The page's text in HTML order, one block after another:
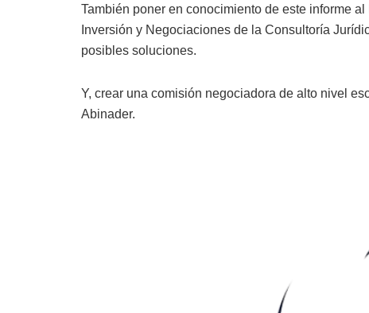
También poner en conocimiento de este informe
Inversión y Negociaciones de la Consultoría
posibles soluciones.
Y, crear una comisión negociadora de alto nivel
Abinader.